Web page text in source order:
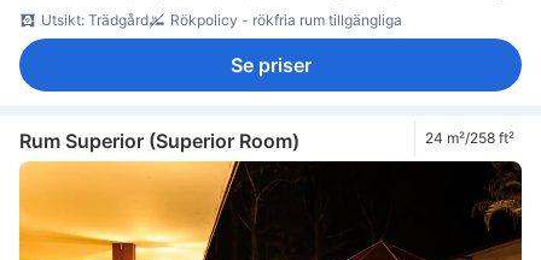
Utsikt: Trädgård
Rökpolicy - rökfria rum tillgängliga
Se priser
Rum Superior (Superior Room) 24 m²/258 ft²